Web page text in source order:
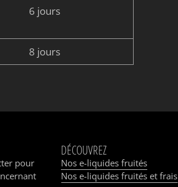
6 jours
8 jours
pour
DÉCOUVREZ
Nos e-liquides fruités
Nos e-liquides fruités et frais